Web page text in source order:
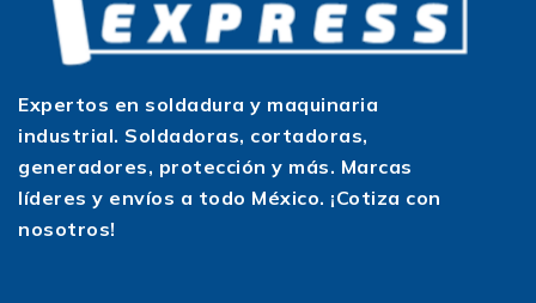
Expertos en soldadura y maquinaria
industrial. Soldadoras, cortadoras,
generadores, protección y más. Marcas
líderes y envíos a todo México. ¡Cotiza con
nosotros!